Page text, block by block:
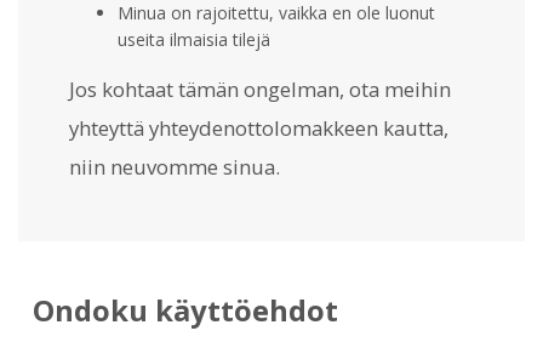
Minua on rajoitettu, vaikka en ole luonut
useita ilmaisia tilejä
Jos kohtaat tämän ongelman, ota meihin
yhteyttä yhteydenottolomakkeen kautta,
niin neuvomme sinua.
Ondoku käyttöehdot